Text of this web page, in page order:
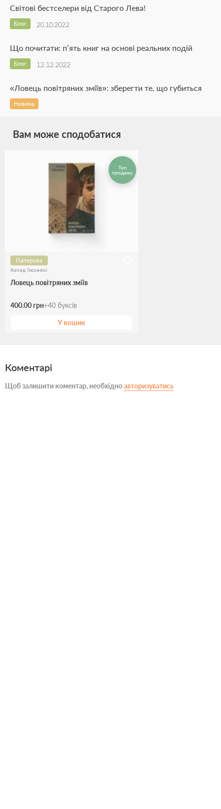
Світові бестселери від Старого Лева!
20.10.2022
Блог
Що почитати: п’ять книг на основі реальних подій
12.12.2022
Блог
«Ловець повітряних зміїв»: зберегти те, що губиться
Новина
Вам може сподобатися
Топ
продажу
Паперова
Халед Госсейні
Ловець повітряних зміїв
400.00 грн+40 буксів
У кошик
Коментарі
Щоб залишити коментар, необхідноавторизуватись